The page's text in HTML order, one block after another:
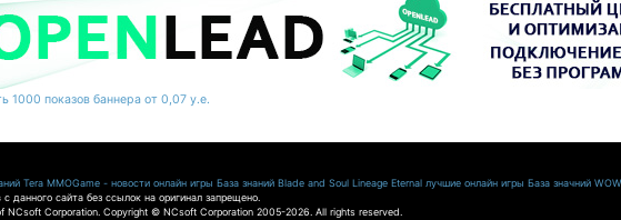
1000 показов баннера от 0,07 у.е.
Tera MMOGame - новости онлайн игры База знаний Blade and Soul Lineage Eternal лучшие онлайн игры База значний WOW
данного сайта без ссылок на оригинал запрещено.
NCsoft Corporation. Copyright © NCsoft Corporation 2005-2026. All rights reserved.